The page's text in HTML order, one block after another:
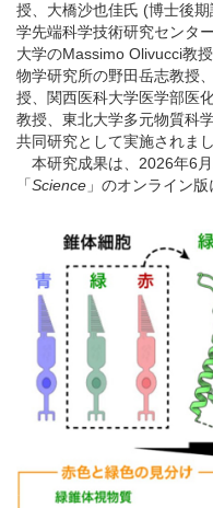
授、大橋沙也佳氏 (博士後
学先端科学技術研究センタ
大学のMassimo Olivucci教
物学研究所の野田岳志教授
授、関西医科大学医学部医
教授、東北大学多元物質科
共同研究として実施されまし
本研究成果は、2026年6
「Science 」のオンライン版